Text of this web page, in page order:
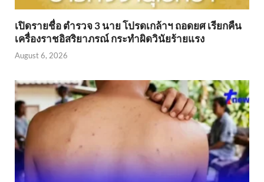
เปิดรายชื่อ ตำรวจ 3 นาย โปรดเกล้าฯ ถอดยศ เรียกคืน
เครื่องราชอิสริยาภรณ์ กระทำผิดวินัยร้ายแรง
August 6, 2026